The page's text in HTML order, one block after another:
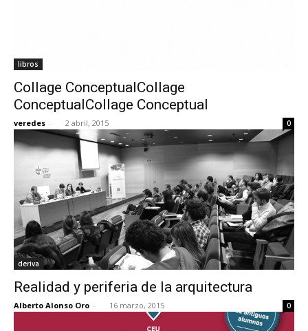
libros
Collage ConceptualCollage
ConceptualCollage Conceptual
veredes - 2 abril, 2015 0
deriva
Realidad y periferia de la arquitectura
Alberto Alonso Oro - 16 marzo, 2015 0